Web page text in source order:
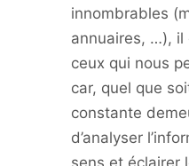
innombrables
annuaires, …), il
ceux qui nous
car, quel que
constante
d’analyser
sens et éclairer